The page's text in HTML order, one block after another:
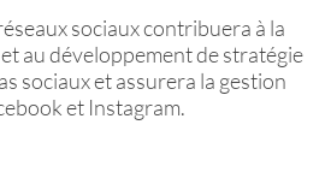
sociaux contribuera à la
au développement de stratégie
sociaux et assurera la gestion
et Instagram.